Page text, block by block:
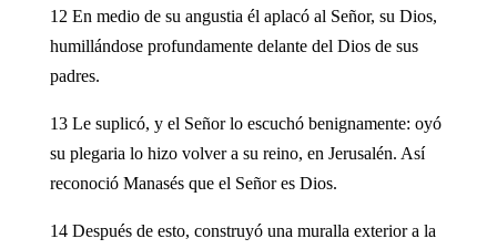
12 En medio de su angustia él aplacó al Señor, su Dios,
humillándose profundamente delante del Dios de sus
padres.
13 Le suplicó, y el Señor lo escuchó benignamente: oyó
su plegaria lo hizo volver a su reino, en Jerusalén. Así
reconoció Manasés que el Señor es Dios.
14 Después de esto, construyó una muralla exterior a la